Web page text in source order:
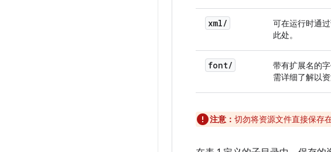
xml/ 可在运行时通
此处。
font/ 带有扩展名的
需详细了解以
注意： 切勿将资源文件直接保存